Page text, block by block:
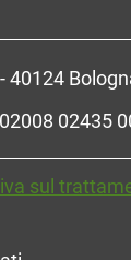
40124
02435
sul